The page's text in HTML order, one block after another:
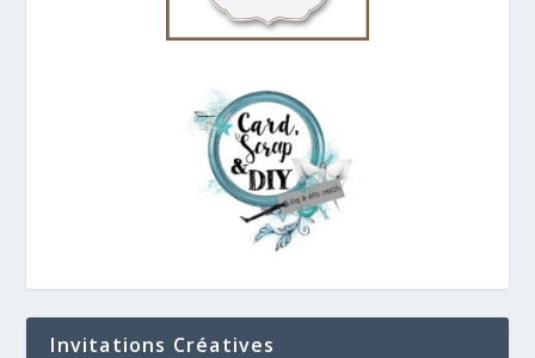
Invitations Créatives